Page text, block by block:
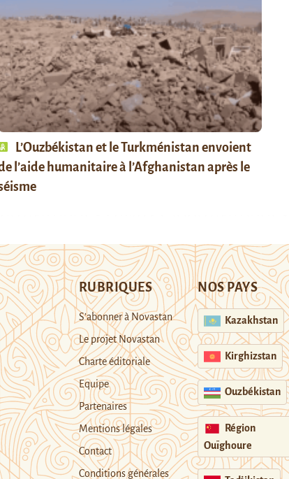
L’Ouzbékistan et le Turkménistan envoient
l’aide humanitaire à l’Afghanistan après le
RUBRIQUES
S’abonner à Novastan
Le projet Novastan
Charte éditoriale
Equipe
Partenaires
Mentions légales
Contact
Conditions générales
NOS PAYS
Kazakhstan
Kirghizstan
Ouzbékistan
Région
Ouïghoure